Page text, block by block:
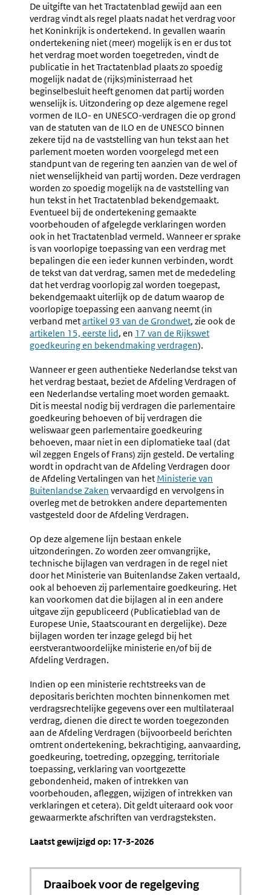
De uitgifte van het Tractatenblad gewijd aan een
verdrag vindt als regel plaats nadat het verdrag voor
het Koninkrijk is ondertekend. In gevallen waarin
ondertekening niet (meer) mogelijk is en er dus tot
het verdrag moet worden toegetreden, vindt de
publicatie in het Tractatenblad plaats zo spoedig
mogelijk nadat de (rijks)ministerraad het
beginselbesluit heeft genomen dat partij worden
wenselijk is. Uitzondering op deze algemene regel
vormen de ILO- en UNESCO-verdragen die op grond
van de statuten van de ILO en de UNESCO binnen
zekere tijd na de vaststelling van hun tekst aan het
parlement moeten worden voorgelegd met een
standpunt van de regering ten aanzien van de wel of
niet wenselijkheid van partij worden. Deze verdragen
worden zo spoedig mogelijk na de vaststelling van
hun tekst in het Tractatenblad bekendgemaakt.
Eventueel bij de ondertekening gemaakte
voorbehouden of afgelegde verklaringen worden
ook in het Tractatenblad vermeld. Wanneer er sprake
is van voorlopige toepassing van een verdrag met
bepalingen die een ieder kunnen verbinden, wordt
de tekst van dat verdrag, samen met de mededeling
dat het verdrag voorlopig zal worden toegepast,
bekendgemaakt uiterlijk op de datum waarop de
voorlopige toepassing een aanvang neemt (in
verband metExterne
link:
artikel 93 van de Grondwet, zie ook de
artikelen 15, eerste lid, en Externe
link:
17 van de Rijkswet
goedkeuring en bekendmaking verdragen).
Wanneer er geen authentieke Nederlandse tekst van
het verdrag bestaat, beziet de Afdeling Verdragen of
een Nederlandse vertaling moet worden gemaakt.
Dit is meestal nodig bij verdragen die parlementaire
goedkeuring behoeven of bij verdragen die
weliswaar geen parlementaire goedkeuring
behoeven, maar niet in een diplomatieke taal (dat
wil zeggen Engels of Frans) zijn gesteld. De vertaling
wordt in opdracht van de Afdeling Verdragen door
de Afdeling Vertalingen van het Ministerie van
Buitenlandse Zaken vervaardigd en vervolgens in
overleg met de betrokken andere departementen
vastgesteld door de Afdeling Verdragen.
Op deze algemene lijn bestaan enkele
uitzonderingen. Zo worden zeer omvangrijke,
technische bijlagen van verdragen in de regel niet
door het Ministerie van Buitenlandse Zaken vertaald,
ook al behoeven zij parlementaire goedkeuring. Het
kan voorkomen dat die bijlagen al in een andere
uitgave zijn gepubliceerd (Publicatieblad van de
Europese Unie, Staatscourant en dergelijke). Deze
bijlagen worden ter inzage gelegd bij het
eerstverantwoordelijke ministerie en/of bij de
Afdeling Verdragen.
Indien op een ministerie rechtstreeks van de
depositaris berichten mochten binnenkomen met
verdragsrechtelijke gegevens over een multilateraal
verdrag, dienen die direct te worden toegezonden
aan de Afdeling Verdragen (bijvoorbeeld berichten
omtrent ondertekening, bekrachtiging, aanvaarding,
goedkeuring, toetreding, opzegging, territoriale
toepassing, verklaring van voortgezette
gebondenheid, maken of intrekken van
voorbehouden, afleggen, wijzigen of intrekken van
verklaringen et cetera). Dit geldt uiteraard ook voor
gewaarmerkte afschriften van verdragsteksten.
Laatst gewijzigd op: 17-3-2026
Draaiboek voor de regelgeving